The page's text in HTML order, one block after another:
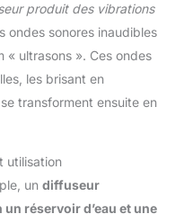
produit des vibrations
ondes sonores inaudibles
« ultrasons ». Ces ondes
les brisant en
transforment ensuite en
utilisation
un diffuseur
réservoir d’eau et une